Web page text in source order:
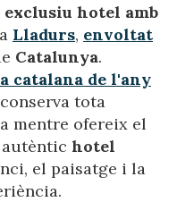
exclusiu hotel amb
Lladurs, envoltat
Catalunya.
catalana de l'any
tota
mentre ofereix el
hotel
el paisatge i la